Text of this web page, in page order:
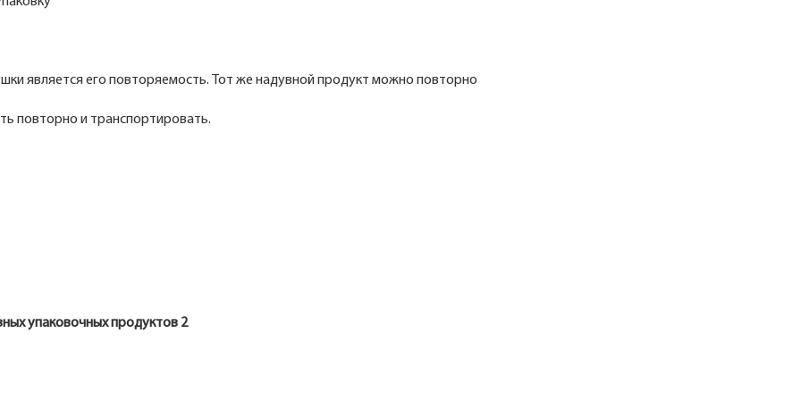
является его повторяемость. Тот же надувной продукт можно повторно
повторно и транспортировать.